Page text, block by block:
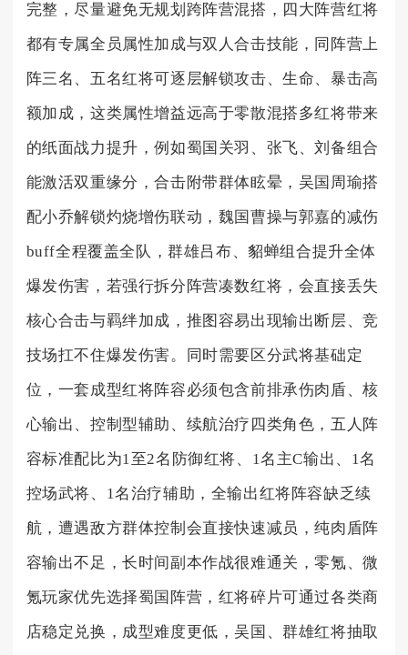
完整，尽量避免无规划跨阵营混搭，四大阵营红将
都有专属全员属性加成与双人合击技能，同阵营上
阵三名、五名红将可逐层解锁攻击、生命、暴击高
额加成，这类属性增益远高于零散混搭多红将带来
的纸面战力提升，例如蜀国关羽、张飞、刘备组合
能激活双重缘分，合击附带群体眩晕，吴国周瑜搭
配小乔解锁灼烧增伤联动，魏国曹操与郭嘉的减伤
buff全程覆盖全队，群雄吕布、貂蝉组合提升全体
爆发伤害，若强行拆分阵营凑数红将，会直接丢失
核心合击与羁绊加成，推图容易出现输出断层、竞
技场扛不住爆发伤害。同时需要区分武将基础定
位，一套成型红将阵容必须包含前排承伤肉盾、核
心输出、控制型辅助、续航治疗四类角色，五人阵
容标准配比为1至2名防御红将、1名主C输出、1名
控场武将、1名治疗辅助，全输出红将阵容缺乏续
航，遭遇敌方群体控制会直接快速减员，纯肉盾阵
容输出不足，长时间副本作战很难通关，零氪、微
氪玩家优先选择蜀国阵营，红将碎片可通过各类商
店稳定兑换，成型难度更低，吴国、群雄红将抽取